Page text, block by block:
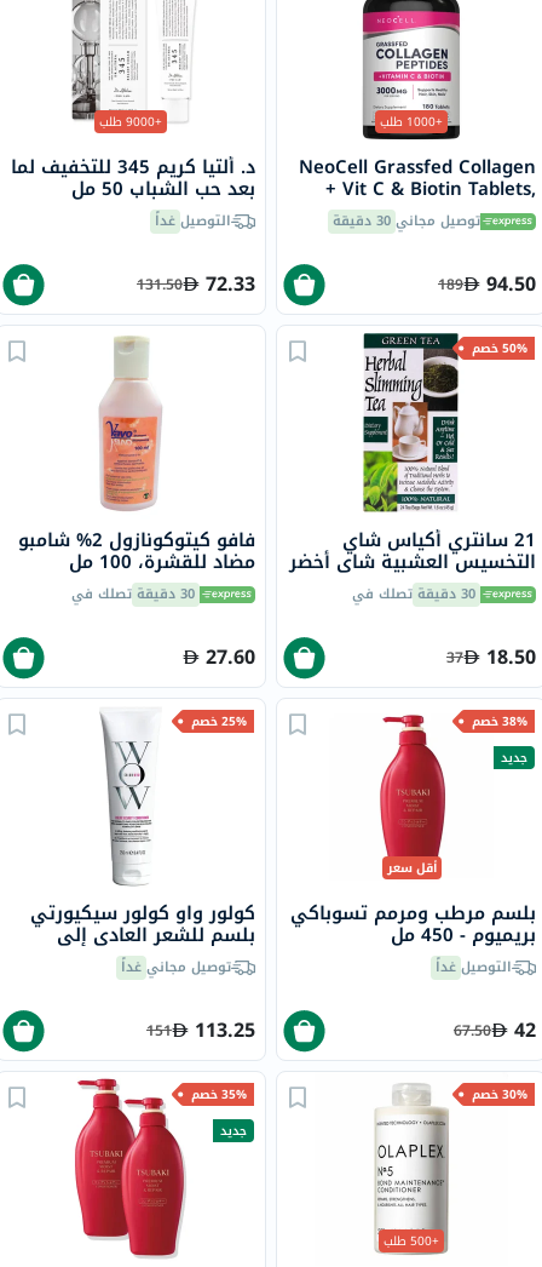
+1000 طلب
NeoCell Grassfed Collagen
+ Vit C & Biotin Tablets,
Pack of 180's
توصيل مجاني30 دقيقة
94.50
189
+9000 طلب
د. ألتيا كريم 345 للتخفيف لما
بعد حب الشباب 50 مل
التوصيلغداً
72.33
131.50
50% خصم
21 سانتري أكياس شاي
التخسيس العشبية شاي أخضر
حزمة من 24
30 دقيقة تصلك في
18.50
37
فافو كيتوكونازول 2% شامبو
مضاد للقشرة، 100 مل
30 دقيقة تصلك في
27.60
38% خصم
جديد
أقل سعر
بلسم مرطب ومرمم تسوباكي
بريميوم - 450 مل
التوصيلغداً
42
67.50
25% خصم
كولور واو كولور سيكيورتي
بلسم للشعر العادي إلى
ملتوصيل مجانيغداً
113.25
151
30% خصم
+500 طلب
35% خصم
جديد